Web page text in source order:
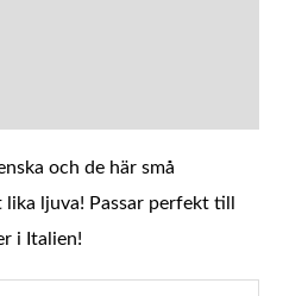
och de här små
ljuva! Passar perfekt till
i Italien!